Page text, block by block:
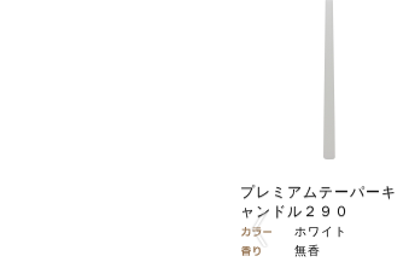
プレミアムテーパーキ
ャンドル２９０
ホワイト
無香